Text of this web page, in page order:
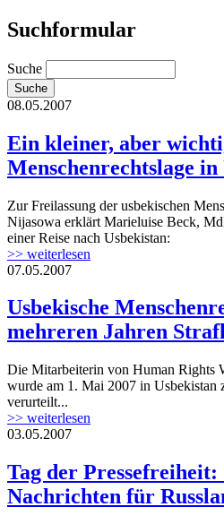
Suchformular
Suche
08.05.2007
Ein kleiner, aber
Menschenrechtslage in
Zur Freilassung der usbekischen
Nijasowa erklärt Marieluise Beck,
einer Reise nach Usbekistan:
>> weiterlesen
07.05.2007
Usbekische
mehreren Jahren
Die Mitarbeiterin von Human Rights
wurde am 1. Mai 2007 in Usbekistan
verurteilt...
>> weiterlesen
03.05.2007
Tag der Pressefreiheit:
Nachrichten für